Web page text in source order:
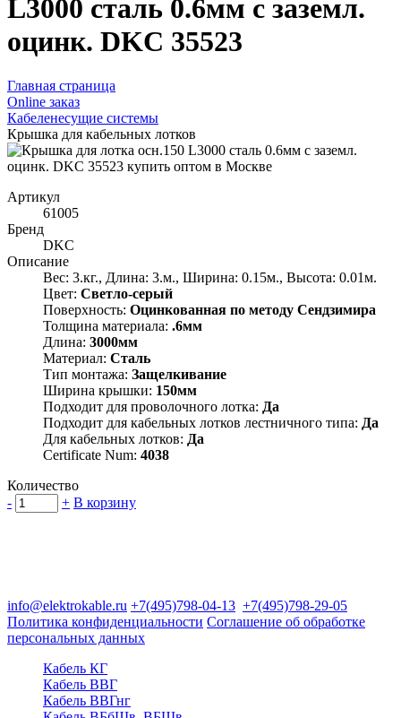
L3000 сталь 0.6мм с заземл.
оцинк. DKC 35523
Главная страница
Оnline заказ
Кабеленесущие системы
Крышка для кабельных лотков
Артикул
61005
Бренд
DKC
Описание
Вес: 3.кг., Длина: 3.м., Ширина: 0.15м., Высота: 0.01м.
Цвет: Светло-серый
Поверхность: Оцинкованная по методу Сендзимира
Толщина материала: .6мм
Длина: 3000мм
Материал: Сталь
Тип монтажа: Защелкивание
Ширина крышки: 150мм
Подходит для проволочного лотка: Да
Подходит для кабельных лотков лестничного типа: Да
Для кабельных лотков: Да
Certificate Num: 4038
Количество
-
+ В корзину
info@elektrokable.ru +7(495)798-04-13 +7(495)798-29-05
Политика конфиденциальности Соглашение об обработке
персональных данных
Кабель КГ
Кабель ВВГ
Кабель ВВГнг